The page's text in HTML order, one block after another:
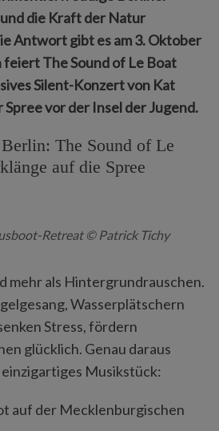
die Kraft der Natur
Antwort gibt es am 3. Oktober
feiert The Sound of Le Boat
Silent-Konzert von Kat
Spree vor der Insel der Jugend.
The Sound of Le
auf die Spree
Retreat © Patrick Tichy
mehr als Hintergrundrauschen.
Wasserplätschern
Stress, fördern
glücklich. Genau daraus
Musikstück:
auf der Mecklenburgischen